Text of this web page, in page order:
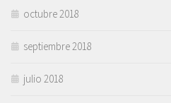
octubre 2018
septiembre 2018
julio 2018